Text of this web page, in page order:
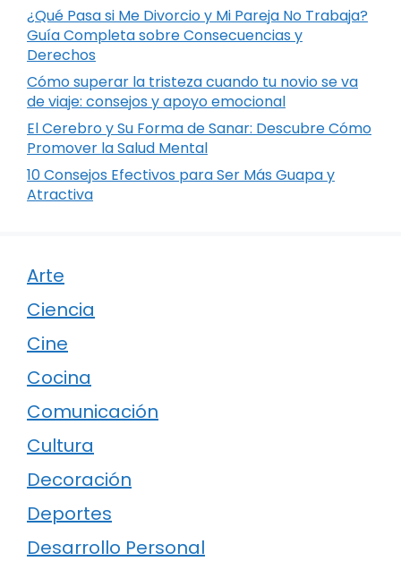
¿Qué Pasa si Me Divorcio y Mi Pareja No Trabaja?
Guía Completa sobre Consecuencias y
Derechos
Cómo superar la tristeza cuando tu novio se va
de viaje: consejos y apoyo emocional
El Cerebro y Su Forma de Sanar: Descubre Cómo
Promover la Salud Mental
10 Consejos Efectivos para Ser Más Guapa y
Atractiva
Arte
Ciencia
Cine
Cocina
Comunicación
Cultura
Decoración
Deportes
Desarrollo Personal